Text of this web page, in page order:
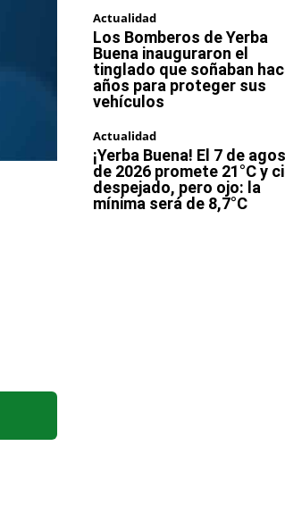
Actualidad
Los Bomberos de Yerba
Buena inauguraron el
tinglado que soñaban
años para proteger sus
vehículos
Actualidad
¡Yerba Buena! El 7 de
de 2026 promete 21°C y
despejado, pero ojo: la
mínima será de 8,7°C